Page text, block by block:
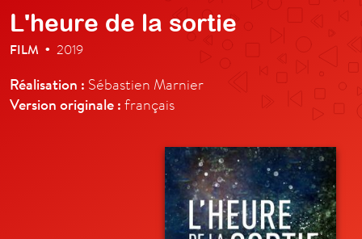
L'heure de la sortie
FILM • 2019
Réalisation : Sébastien Marnier
Version originale : français